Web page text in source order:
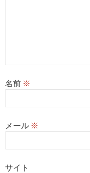
名前 ※
メール ※
サイト